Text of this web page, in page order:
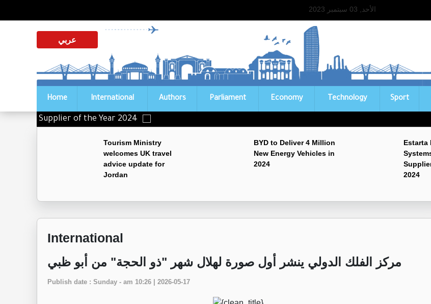
الأحد, 03 سبتمبر 2023
عربي
Home International Authors Parliament Economy Technology Sport
Supplier of the Year 2024
Tourism Ministry
welcomes UK travel
advice update for
Jordan
BYD to Deliver 4 Million
New Energy Vehicles in
2024
Estarta
2024
International
مركز الفلك الدولي ينشر أول صورة لهلال شهر "ذو الحجة" من أبو ظبي
Publish date : Sunday - am 10:26 | 2026-05-17